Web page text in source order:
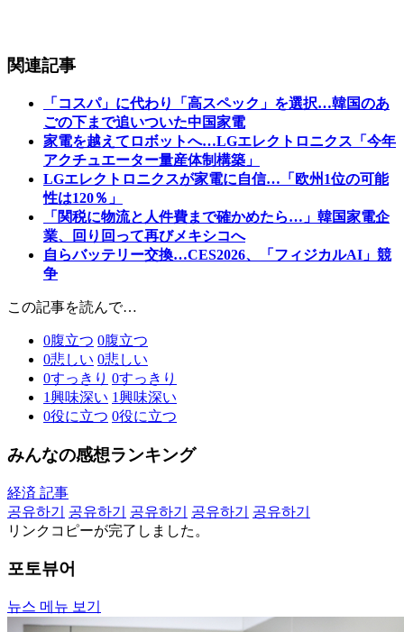
関連記事
「コスパ」に代わり「高スペック」を選択…韓国のあ
ごの下まで追いついた中国家電
家電を越えてロボットへ…LGエレクトロニクス「今年
アクチュエーター量産体制構築」
LGエレクトロニクスが家電に自信…「欧州1位の可能
性は120％」
「関税に物流と人件費まで確かめたら…」韓国家電企
業、回り回って再びメキシコへ
自らバッテリー交換…CES2026、「フィジカルAI」競
争
この記事を読んで…
0腹立つ 0腹立つ
0悲しい 0悲しい
0すっきり 0すっきり
1興味深い 1興味深い
0役に立つ 0役に立つ
みんなの感想ランキング
経済 記事
공유하기
공유하기 공유하기 공유하기
공유하기
リンクコピーが完了しました。
포토뷰어
뉴스 메뉴 보기